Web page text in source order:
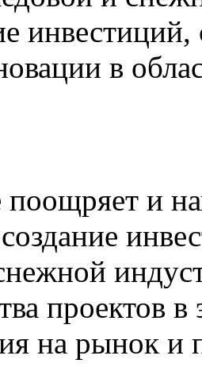
инвестиций,
в
и
проектов
на рынок и